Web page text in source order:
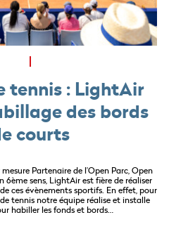
tennis : LightAir
des bords
courts
Partenaire de l’Open Parc, Open
6ème sens, LightAir est fière de réaliser
ces évènements sportifs. En effet, pour
tennis notre équipe réalise et installe
habiller les fonds et bords…